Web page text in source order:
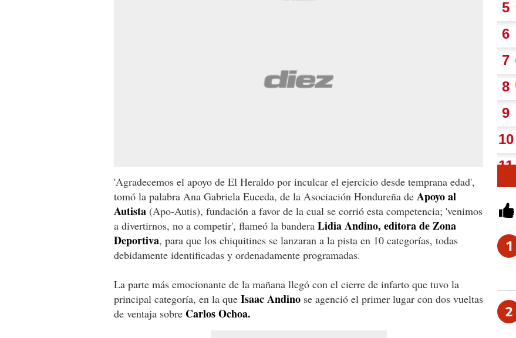
'Agradecemos el apoyo de El Heraldo por inculcar el ejercicio desde temprana edad',
tomó la palabra Ana Gabriela Euceda, de la Asociación Hondureña de Apoyo al
Autista (Apo-Autis), fundación a favor de la cual se corrió esta competencia; 'venimos
a divertirnos, no a competir', flameó la bandera Lidia Andino, editora de Zona
Deportiva, para que los chiquitines se lanzaran a la pista en 10 categorías, todas
debidamente identificadas y ordenadamente programadas.
La parte más emocionante de la mañana llegó con el cierre de infarto que tuvo la
principal categoría, en la que Isaac Andino se agenció el primer lugar con dos vueltas
de ventaja sobre Carlos Ochoa.
1
2